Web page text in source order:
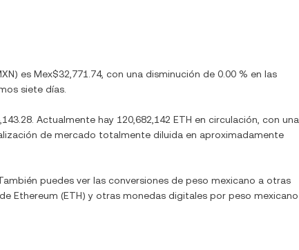
) es Mex$32,771.74, con una disminución de 0.00 % en las
siete días.
. Actualmente hay 120,682,142 ETH en circulación, con una
de mercado totalmente diluida en aproximadamente
puedes ver las conversiones de peso mexicano a otras
Ethereum (ETH) y otras monedas digitales por peso mexicano